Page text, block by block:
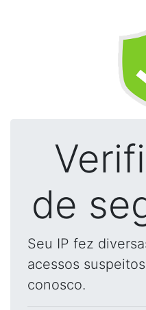
de
Seu IP fez
acessos
conosco.